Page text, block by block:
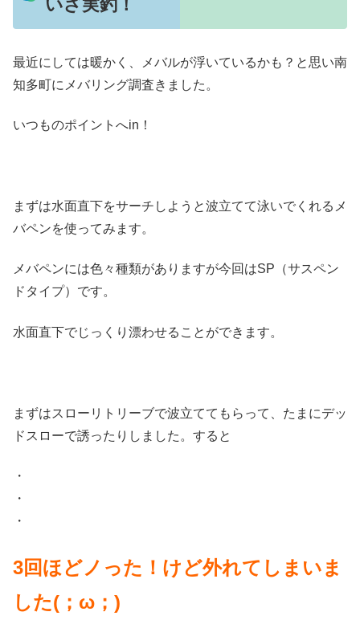
いざ実釣！
最近にしては暖かく、メバルが浮いているかも？と思い南
知多町にメバリング調査きました。
いつものポイントへin！
まずは水面直下をサーチしようと波立てて泳いでくれるメ
バペンを使ってみます。
メバペンには色々種類がありますが今回はSP（サスペン
ドタイプ）です。
水面直下でじっくり漂わせることができます。
まずはスローリトリーブで波立ててもらって、たまにデッ
ドスローで誘ったりしました。すると
・
・
・
3回ほどノった！けど外れてしまいま
した(；ω；)